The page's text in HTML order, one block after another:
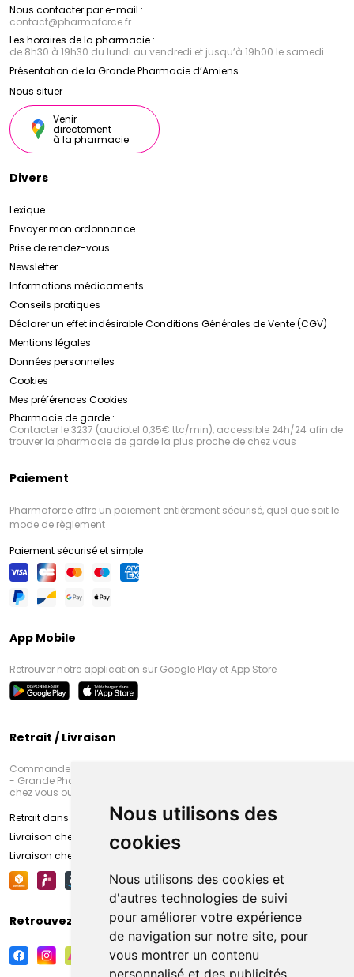
Nous utilisons des
cookies
Nous utilisons des cookies et
d'autres technologies de suivi
pour améliorer votre expérience
de navigation sur notre site, pour
vous montrer un contenu
personnalisé et des publicités
Nous contacter par e-mail :
contact@pharmaforce.fr
Les horaires de la pharmacie :
de 8h30 à 19h30 du lundi au vendredi et jusqu’à 19h00 le samedi
Présentation de la Grande Pharmacie d’Amiens
Nous situer
Venir
directement
à la pharmacie
Divers
Lexique
Envoyer mon ordonnance
Prise de rendez-vous
Newsletter
Informations médicaments
Conseils pratiques
Déclarer un effet indésirableConditions Générales de Vente (CGV)
Mentions légales
Données personnelles
Cookies
Mes préférences Cookies
Pharmacie de garde :
Contacter le 3237 (audiotel 0,35€ ttc/min), accessible 24h/24 afin de
trouver la pharmacie de garde la plus proche de chez vous
Paiement
Pharmaforce offre un paiement entièrement sécurisé, quel que soit le
mode de règlement
Paiement sécurisé et simple
App Mobile
Retrouver notre application sur Google Play et App Store
Retrait / Livraison
Commandez en ligne et venez chercher votre commande à Amiens
- Grande Pharmacie d’Amiens (Fachon) ou recevez-là rapidement
chez vous ou en point retrait
Retrait dans la pharmacie d’Amiens
Livraison chez vous
Livraison chez votre commerçant
Retrouvez-nous sur vos réseaux sociaux